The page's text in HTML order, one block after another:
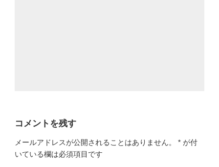
コメントを残す
メールアドレスが公開されることはありません。 * が付
いている欄は必須項目です